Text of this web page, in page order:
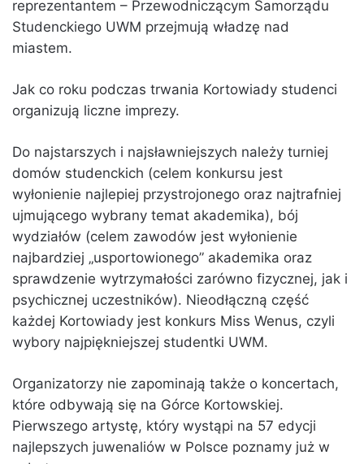
reprezentantem – Przewodniczącym Samorządu
Studenckiego UWM przejmują władzę nad
miastem.
Jak co roku podczas trwania Kortowiady studenci
organizują liczne imprezy.
Do najstarszych i najsławniejszych należy turniej
domów studenckich (celem konkursu jest
wyłonienie najlepiej przystrojonego oraz najtrafniej
ujmującego wybrany temat akademika), bój
wydziałów (celem zawodów jest wyłonienie
najbardziej „usportowionego” akademika oraz
sprawdzenie wytrzymałości zarówno fizycznej, jak i
psychicznej uczestników). Nieodłączną część
każdej Kortowiady jest konkurs Miss Wenus, czyli
wybory najpiękniejszej studentki UWM.
Organizatorzy nie zapominają także o koncertach,
które odbywają się na Górce Kortowskiej.
Pierwszego artystę, który wystąpi na 57 edycji
najlepszych juwenaliów w Polsce poznamy już w